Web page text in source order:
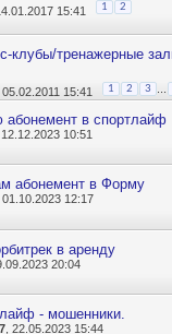
15:41 1 2
клубы/тренажерные
, 05.02.2011 15:41 1 2 3
абонемент в спортлайф
, 12.12.2023 10:51
абонемент в Форму
, 01.10.2023 12:17
в аренду
20:04
- мошенники.
, 22.05.2023 15:44